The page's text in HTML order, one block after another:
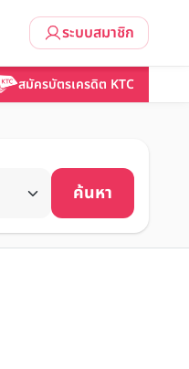
ระบบสมาชิก
สมัครบัตรเครดิต KTC
ค้นหา